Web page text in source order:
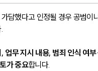
센터소개
담했다고 인정될 경우 공범이
업무 지시 내용, 범죄 인식 여
가 중요합니다.